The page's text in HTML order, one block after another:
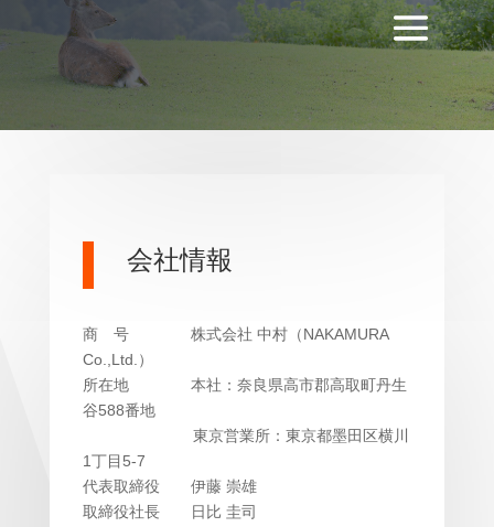
会社情報
商 号 株式会社 中村（NAKAMURA
Co.,Ltd.）
所在地 本社：奈良県高市郡高取町丹生
谷588番地
東京営業所：東京都墨田区横川
1丁目5-7
代表取締役 伊藤 崇雄
取締役社長 日比 圭司